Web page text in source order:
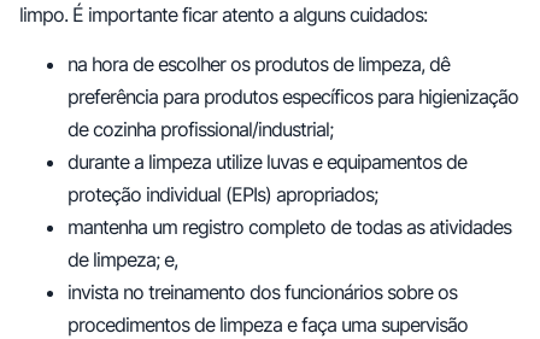
limpo. É importante ficar atento a alguns cuidados:
na hora de escolher os produtos de limpeza, dê
preferência para produtos específicos para higienização
de cozinha profissional/industrial;
durante a limpeza utilize luvas e equipamentos de
proteção individual (EPIs) apropriados;
mantenha um registro completo de todas as atividades
de limpeza; e,
invista no treinamento dos funcionários sobre os
procedimentos de limpeza e faça uma supervisão